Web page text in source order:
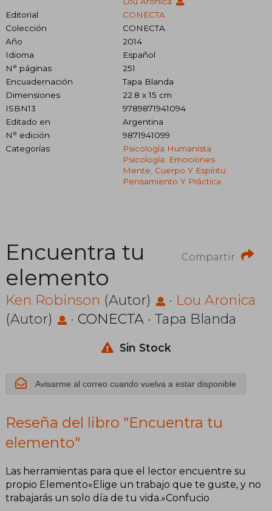
Editorial
CONECTA
Colección
CONECTA
Año
2014
Idioma
Español
N° páginas
251
Encuadernación
Tapa Blanda
Dimensiones
22.8 x 15 cm
ISBN13
9789871941094
Editado en
Argentina
N° edición
9871941099
Categorías
Psicología Humanista
Psicología: Emociones
Mente, Cuerpo Y Espíritu:
Pensamiento Y Práctica
Compartir
Encuentra tu
elemento
Ken Robinson (Autor) · Lou Aronica
(Autor)
· CONECTA · Tapa Blanda
Sin Stock
Avisarme al correo cuando vuelva a estar disponible
Reseña del libro "Encuentra tu
elemento"
Las herramientas para que el lector encuentre su
propio Elemento«Elige un trabajo que te guste, y no
trabajarás un solo día de tu vida.»Confucio